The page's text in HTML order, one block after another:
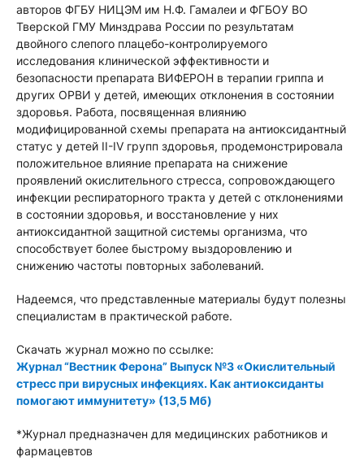
авторов ФГБУ НИЦЭМ им Н.Ф. Гамалеи и ФГБОУ ВО
Тверской ГМУ Минздрава России по результатам
двойного слепого плацебо-контролируемого
исследования клинической эффективности и
безопасности препарата ВИФЕРОН в терапии гриппа и
других ОРВИ у детей, имеющих отклонения в состоянии
здоровья. Работа, посвященная влиянию
модифицированной схемы препарата на антиоксидантный
статус у детей II-IV групп здоровья, продемонстрировала
положительное влияние препарата на снижение
проявлений окислительного стресса, сопровождающего
инфекции респираторного тракта у детей с отклонениями
в состоянии здоровья, и восстановление у них
антиоксидантной защитной системы организма, что
способствует более быстрому выздоровлению и
снижению частоты повторных заболеваний.
Надеемся, что представленные материалы будут полезны
специалистам в практической работе.
Скачать журнал можно по ссылке:
Журнал “Вестник Ферона” Выпуск №3 «Окислительный
стресс при вирусных инфекциях. Как антиоксиданты
помогают иммунитету» (13,5 Мб)
*Журнал предназначен для медицинских работников и
фармацевтов